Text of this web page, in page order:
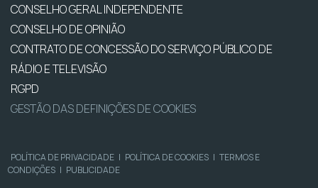
CONSELHO GERAL INDEPENDENTE
CONSELHO DE OPINIÃO
CONTRATO DE CONCESSÃO DO SERVIÇO PÚBLICO DE
RÁDIO E TELEVISÃO
RGPD
GESTÃO DAS DEFINIÇÕES DE COOKIES
POLÍTICA DE PRIVACIDADE | POLÍTICA DE COOKIES | TERMOS E
CONDIÇÕES | PUBLICIDADE